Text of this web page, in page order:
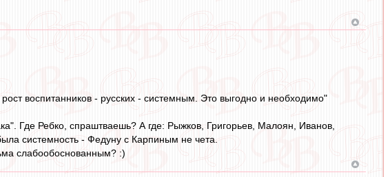
воспитанников - русских - системным. Это выгодно и необходимо"
Где Ребко, спраштваешь? А где: Рыжков, Григорьев, Малоян, Иванов,
системность - Федуну с Карпиным не чета.
слабообоснованным? :)